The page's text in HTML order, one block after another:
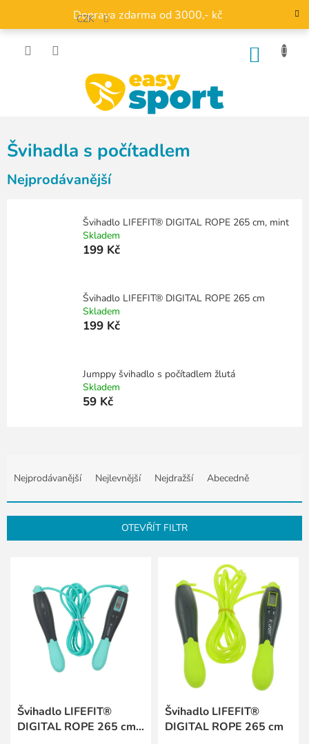
obsah
Doprava zdarma od 3000,- kč
CZK
Švihadla s počítadlem
Nejprodávanější
Švihadlo LIFEFIT® DIGITAL ROPE 265 cm, mint
Skladem
199 Kč
Švihadlo LIFEFIT® DIGITAL ROPE 265 cm
Skladem
199 Kč
Jumppy švihadlo s počítadlem žlutá
Skladem
59 Kč
e
n
í
Nejprodávanější Nejlevnější Nejdražší Abecedně
OTEVŘÍT FILTR
Švihadlo LIFEFIT®
DIGITAL ROPE 265 cm,
Švihadlo LIFEFIT®
DIGITAL ROPE 265 cm